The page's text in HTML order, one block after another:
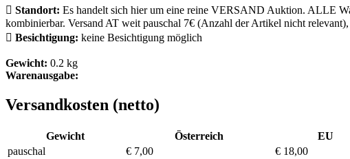
 Standort: Es handelt sich hier um eine reine VERSAND Auktion. ALLE
kombinierbar. Versand AT weit pauschal 7€ (Anzahl der Artikel nicht
 Besichtigung: keine Besichtigung möglich
Gewicht: 0.2 kg
Warenausgabe:
Versandkosten (netto)
Gewicht Österreich
EU
pauschal
€ 7,00
€ 18,00